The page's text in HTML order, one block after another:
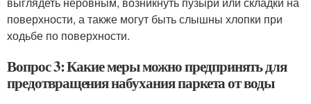
поверхности, а также могут быть слышны хлопки при
ходьбе по поверхности.
Вопрос 3: Какие меры можно предпринять для
предотвращения набухания паркета от воды